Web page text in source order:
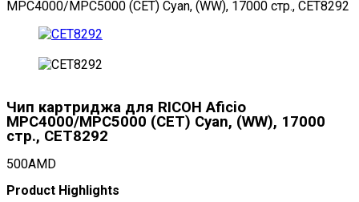
MPC4000/MPC5000 (CET) Cyan, (WW), 17000 стр., CET8292
Чип картриджа для RICOH Aficio
MPC4000/MPC5000 (CET) Cyan, (WW), 17000
стр., CET8292
500AMD
Product Highlights